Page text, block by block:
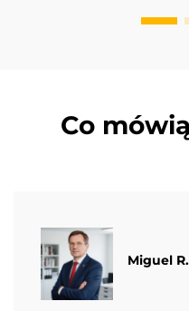
Co
Miguel R.